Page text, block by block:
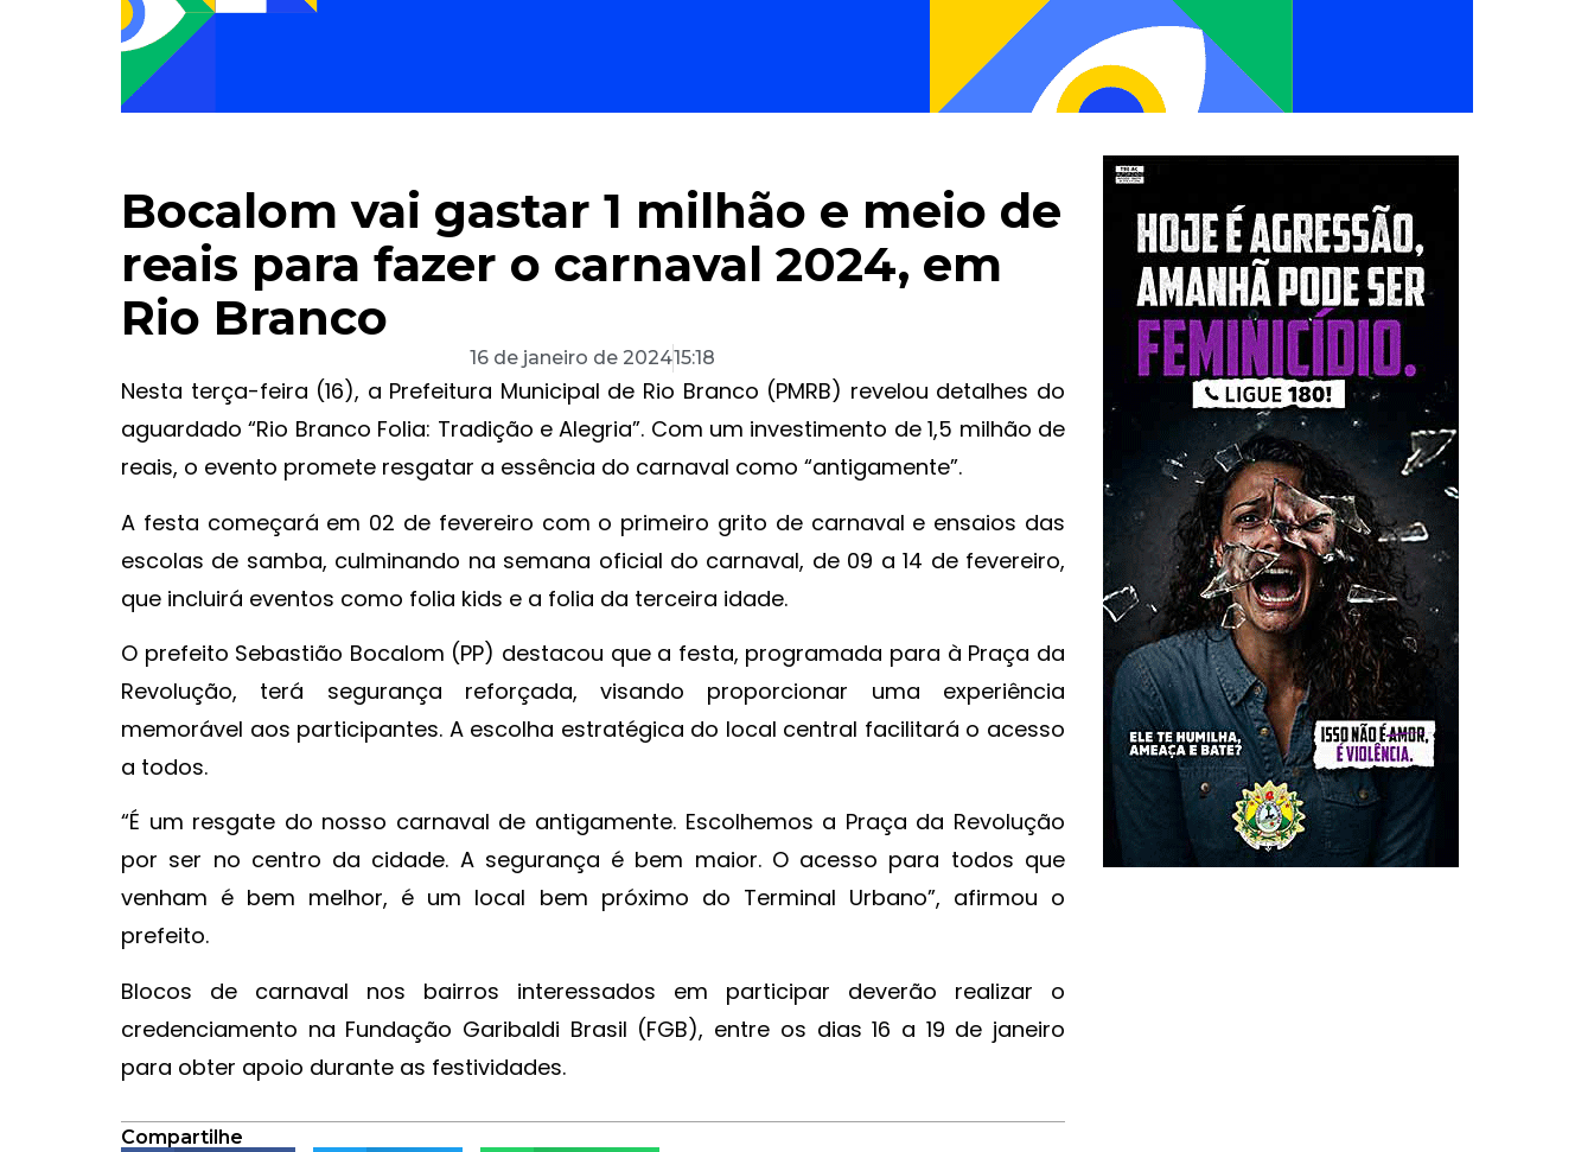
Bocalom vai gastar 1 milhão e meio de
reais para fazer o carnaval 2024, em
Rio Branco
16 de janeiro de 202415:18
Nesta terça-feira (16), a Prefeitura Municipal de Rio Branco (PMRB) revelou detalhes do
aguardado “Rio Branco Folia: Tradição e Alegria”. Com um investimento de 1,5 milhão de
reais, o evento promete resgatar a essência do carnaval como “antigamente”.
A festa começará em 02 de fevereiro com o primeiro grito de carnaval e ensaios das
escolas de samba, culminando na semana oficial do carnaval, de 09 a 14 de fevereiro,
que incluirá eventos como folia kids e a folia da terceira idade.
O prefeito Sebastião Bocalom (PP) destacou que a festa, programada para à Praça da
Revolução, terá segurança reforçada, visando proporcionar uma experiência
memorável aos participantes. A escolha estratégica do local central facilitará o acesso
a todos.
“É um resgate do nosso carnaval de antigamente. Escolhemos a Praça da Revolução
por ser no centro da cidade. A segurança é bem maior. O acesso para todos que
venham é bem melhor, é um local bem próximo do Terminal Urbano”, afirmou o
prefeito.
Blocos de carnaval nos bairros interessados em participar deverão realizar o
credenciamento na Fundação Garibaldi Brasil (FGB), entre os dias 16 a 19 de janeiro
para obter apoio durante as festividades.
Compartilhe